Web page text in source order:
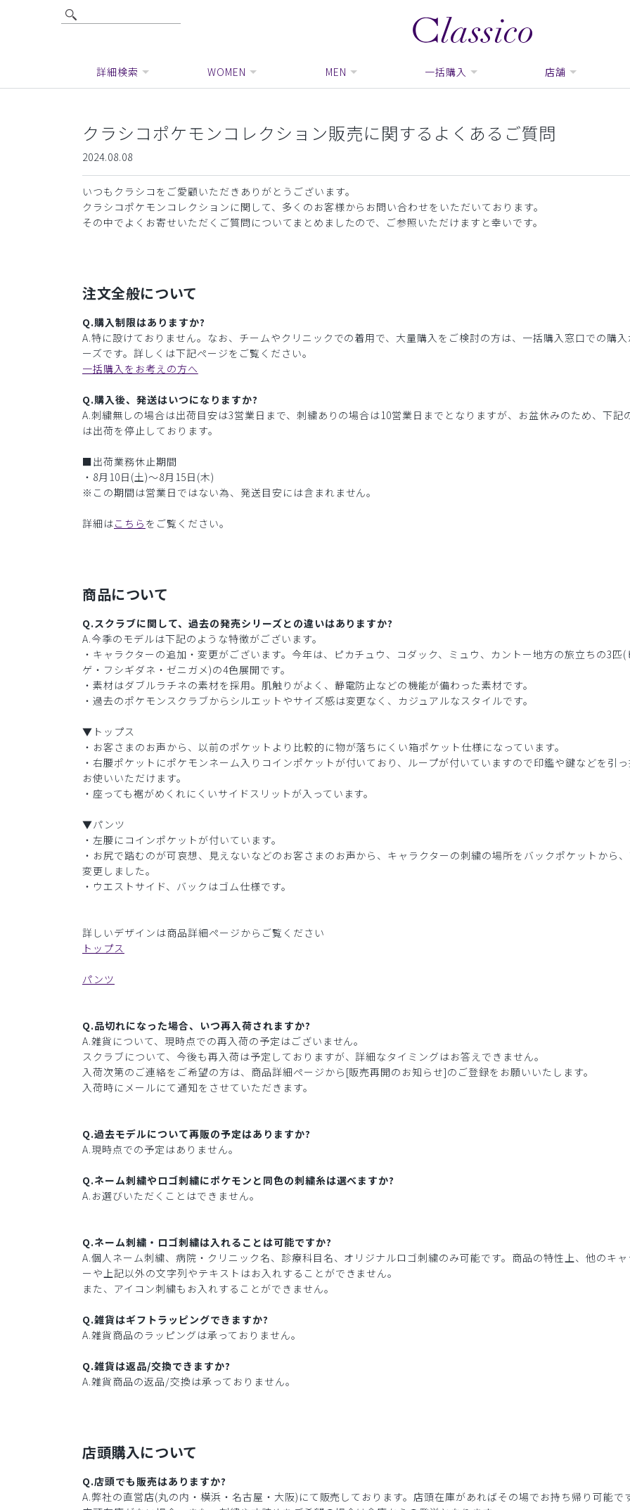
詳細検索 WOMEN MEN 一括購入 店舗
クラシコポケモンコレクション販売に関するよくあるご質問
2024.08.08
いつもクラシコをご愛顧いただきありがとうございます。
クラシコポケモンコレクションに関して、多くのお客様からお問い合わせをいただいております。
その中でよくお寄せいただくご質問についてまとめましたので、ご参照いただけますと幸いです。
注文全般について
Q.購入制限はありますか?
A.特に設けておりません。なお、チームやクリニックでの着用で、大量購入をご検討の方は、一括購入窓口での購
ーズです。詳しくは下記ページをご覧ください。
一括購入をお考えの方へ
Q.購入後、発送はいつになりますか?
A.刺繍無しの場合は出荷目安は3営業日まで、刺繍ありの場合は10営業日までとなりますが、お盆休みのため、下記
は出荷を停止しております。
■出荷業務休止期間
・8月10日(土)〜8月15日(木)
※この期間は営業日ではない為、発送目安には含まれません。
詳細はこちら をご覧ください。
商品について
Q.スクラブに関して、過去の発売シリーズとの違いはありますか?
A.今季のモデルは下記のような特徴がございます。
・キャラクターの追加・変更がございます。今年は、ピカチュウ、コダック、ミュウ、カントー地方の旅立ちの3匹(
ゲ・フシギダネ・ゼニガメ)の4色展開です。
・素材はダブルラチネの素材を採用。肌触りがよく、静電防止などの機能が備わった素材です。
・過去のポケモンスクラブからシルエットやサイズ感は変更なく、カジュアルなスタイルです。
▼トップス
・お客さまのお声から、以前のポケットより比較的に物が落ちにくい箱ポケット仕様になっています。
・右腰ポケットにポケモンネーム入りコインポケットが付いており、ループが付いていますので印鑑や鍵などを引
お使いいただけます。
・座っても裾がめくれにくいサイドスリットが入っています。
▼パンツ
・左腰にコインポケットが付いています。
・お尻で踏むのが可哀想、見えないなどのお客さまのお声から、キャラクターの刺繍の場所をバックポケットから
変更しました。
・ウエストサイド、バックはゴム仕様です。
詳しいデザインは商品詳細ページからご覧ください
トップス
パンツ
Q.品切れになった場合、いつ再入荷されますか?
A.雑貨について、現時点での再入荷の予定はございません。
スクラブについて、今後も再入荷は予定しておりますが、詳細なタイミングはお答えできません。
入荷次第のご連絡をご希望の方は、商品詳細ページから[販売再開のお知らせ]のご登録をお願いいたします。
入荷時にメールにて通知をさせていただきます。
Q.過去モデルについて再販の予定はありますか?
A.現時点での予定はありません。
Q.ネーム刺繍やロゴ刺繍にポケモンと同色の刺繍糸は選べますか?
A.お選びいただくことはできません。
Q.ネーム刺繍・ロゴ刺繍は入れることは可能ですか?
A.個人ネーム刺繍、病院・クリニック名、診療科目名、オリジナルロゴ刺繍のみ可能です。商品の特性上、他のキ
ーや上記以外の文字列やテキストはお入れすることができません。
また、アイコン刺繍もお入れすることができません。
Q.雑貨はギフトラッピングできますか?
A.雑貨商品のラッピングは承っておりません。
Q.雑貨は返品/交換できますか?
A.雑貨商品の返品/交換は承っておりません。
店頭購入について
Q.店頭でも販売はありますか?
A.弊社の直営店(丸の内・横浜・名古屋・大阪)にて販売しております。店頭在庫があればその場でお持ち帰り可能で